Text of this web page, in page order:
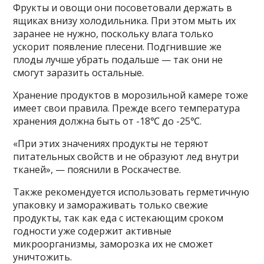
Фрукты и овощи они посоветовали держать в
ящиках внизу холодильника. При этом мыть их
заранее не нужно, поскольку влага только
ускорит появление плесени. Подгнившие же
плоды лучше убрать подальше — так они не
смогут заразить остальные.
Хранение продуктов в морозильной камере тоже
имеет свои правила. Прежде всего температура
хранения должна быть от -18℃ до -25℃.
«При этих значениях продукты не теряют
питательных свойств и не образуют лед внутри
тканей», — пояснили в Роскачестве.
Также рекомендуется использовать герметичную
упаковку и замораживать только свежие
продукты, так как еда с истекающим сроком
годности уже содержит активные
микроорганизмы, заморозка их не сможет
уничтожить.